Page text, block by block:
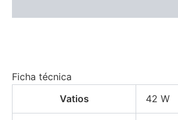
Ficha técnica
Vatios
42 W